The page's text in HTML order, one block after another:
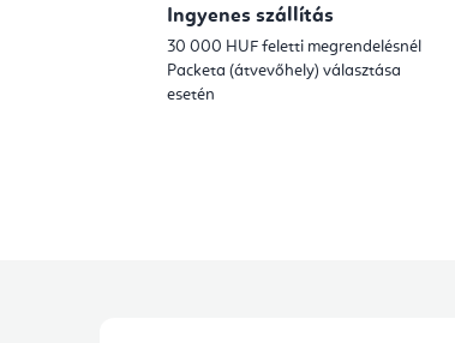
Ingyenes szállítás
30 000 HUF feletti megrendelésnél
Packeta (átvevőhely) választása
esetén